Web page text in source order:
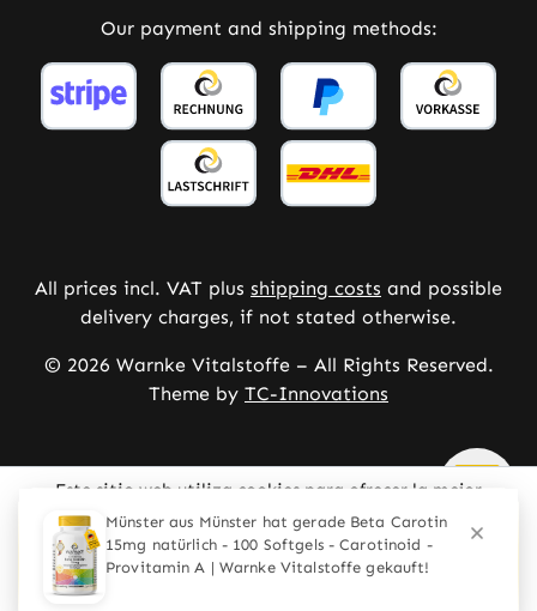
Our payment and shipping methods:
All prices incl. VAT plus shipping costs and possible
delivery charges, if not stated otherwise.
© 2026 Warnke Vitalstoffe – All Rights Reserved.
Theme by TC-Innovations
Este sitio web utiliza cookies para ofrecer la mejor
experiencia posible. Mehr Informationen ...
Solo los técnicamente necesarios
Configurar